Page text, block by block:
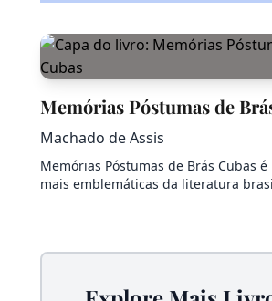
Memórias Póstumas de
Machado de Assis
Memórias Póstumas de Brás Cubas
mais emblemáticas da literatura